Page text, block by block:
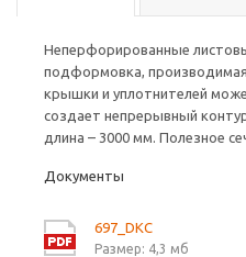
Неперфорированные
подформовка, производимая
крышки и уплотнителей
создает непрерывный
длина – 3000 мм. Полезное
Документы
697_DKC
Размер: 4,3 мб